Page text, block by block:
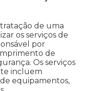
de uma
os serviços de
por
de
Os serviços
incluem
equipamentos,